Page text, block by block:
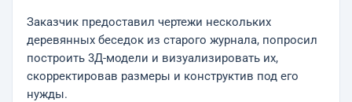
Заказчик предоставил чертежи нескольких
деревянных беседок из старого журнала, попросил
построить 3Д-модели и визуализировать их,
скорректировав размеры и конструктив под его
нужды.